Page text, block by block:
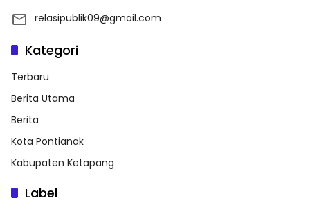
relasipublik09@gmail.com
Kategori
Terbaru
Berita Utama
Berita
Kota Pontianak
Kabupaten Ketapang
Label